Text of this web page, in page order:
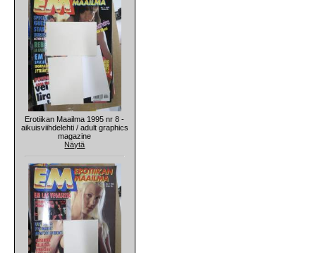
Erotiikan Maailma 1995 nr 8 -
aikuisviihdelehti / adult graphics
magazine
Näytä